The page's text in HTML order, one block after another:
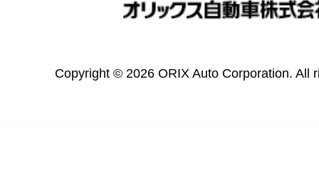
Copyright © 2026 ORIX Auto Corporation. All